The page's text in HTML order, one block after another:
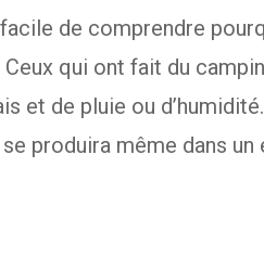
de comprendre
qui ont fait du
et de pluie ou
produira même dans